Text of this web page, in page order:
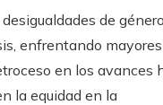
de género
enfrentando mayores
en los avances
la equidad en la